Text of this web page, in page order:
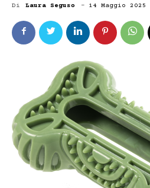
Di Laura Seguso - 14 Maggio 2025